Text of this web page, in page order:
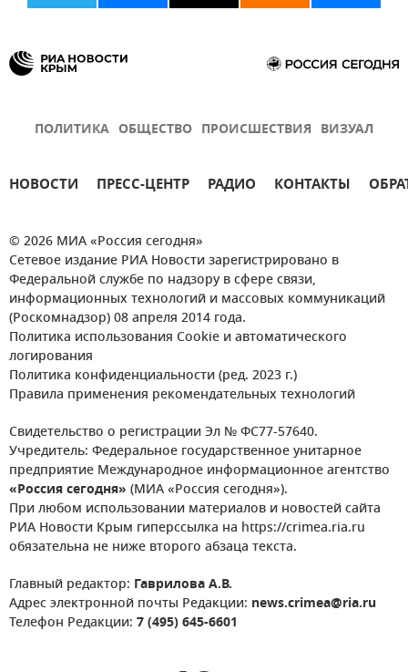
ПОЛИТИКА ОБЩЕСТВО ПРОИСШЕСТВИЯ ВИЗУАЛ
НОВОСТИ ПРЕСС-ЦЕНТР РАДИО КОНТАКТЫ
© 2026 МИА «Россия сегодня»
Сетевое издание РИА Новости зарегистрировано в
Федеральной службе по надзору в сфере связи,
информационных технологий и массовых коммуникаций
(Роскомнадзор) 08 апреля 2014 года.
Политика использования Cookie и автоматического
логирования
Политика конфиденциальности (ред. 2023 г.)
Правила применения рекомендательных технологий
Свидетельство о регистрации Эл № ФС77-57640.
Учредитель: Федеральное государственное унитарное
предприятие Международное информационное агентство
«Россия сегодня» (МИА «Россия сегодня»).
При любом использовании материалов и новостей сайта
РИА Новости Крым гиперссылка на https://crimea.ria.ru
обязательна не ниже второго абзаца текста.
Главный редактор: Гаврилова А.В.
Адрес электронной почты Редакции: news.crimea@ria.ru
Телефон Редакции: 7 (495) 645-6601